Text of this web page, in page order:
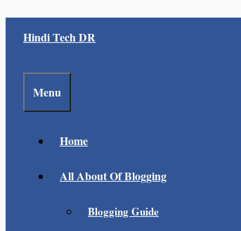
Hindi Tech DR
Menu
Home
All About Of Blogging
Blogging Guide